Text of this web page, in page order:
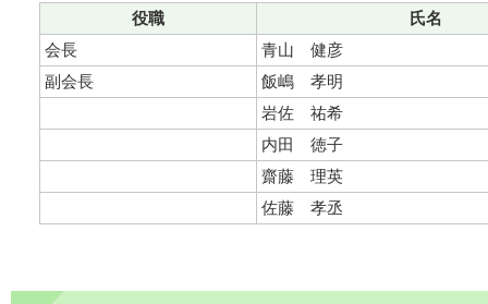
役職
氏名
会長
青山 健彦
副会長
飯嶋 孝明
岩佐 祐希
内田 徳子
齋藤 理英
佐藤 孝丞